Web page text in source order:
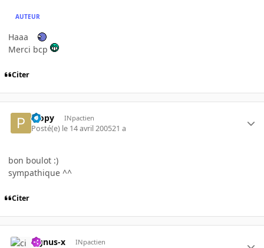
AUTEUR
Haaa
Merci bcp
Citer
Plopy INpactien
Posté(e) le 14 avril 200521 a
bon boulot :)
sympathique ^^
Citer
cignus-x INpactien